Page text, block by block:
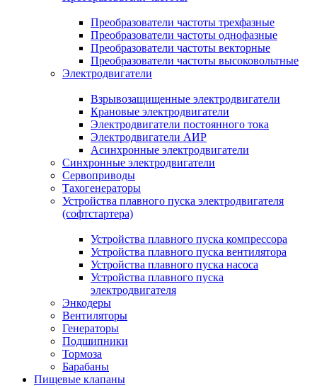
Преобразователи частоты трехфазные
Преобразователи частоты однофазные
Преобразователи частоты векторные
Преобразователи частоты высоковольтные
Электродвигатели
Взрывозащищенные электродвигатели
Крановые электродвигатели
Электродвигатели постоянного тока
Электродвигатели АИР
Асинхронные электродвигатели
Синхронные электродвигатели
Сервоприводы
Тахогенераторы
Устройства плавного пуска электродвигателя
(софтстартера)
Устройства плавного пуска компрессора
Устройства плавного пуска вентилятора
Устройства плавного пуска насоса
Устройства плавного пуска
электродвигателя
Энкодеры
Вентиляторы
Генераторы
Подшипники
Тормоза
Барабаны
Пищевые клапаны